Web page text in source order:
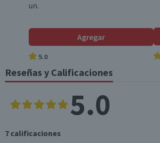
Envase
Formato
un.
Agregar
5.0
Reseñas y Calificaciones
5.0
7 calificaciones